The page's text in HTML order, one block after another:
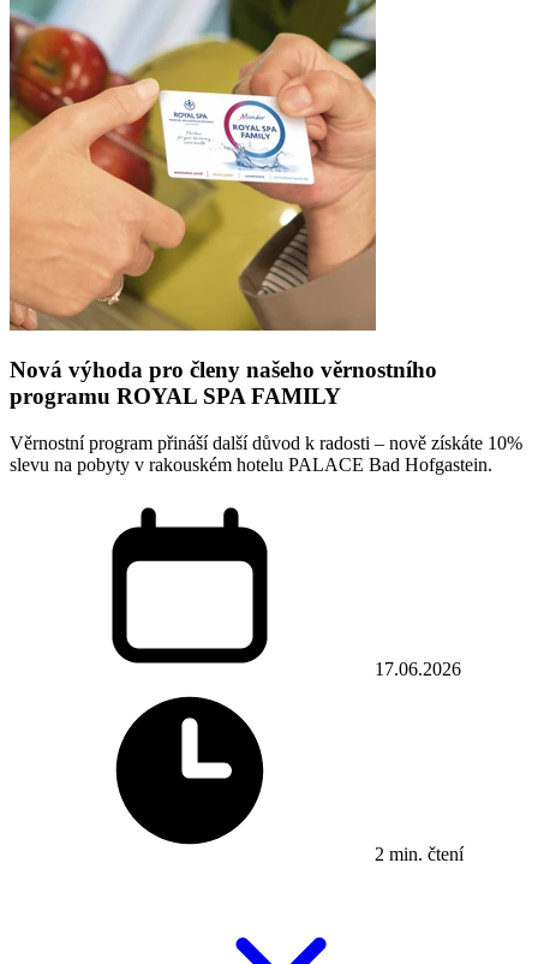
Nová výhoda pro členy našeho věrnostního
programu ROYAL SPA FAMILY
Věrnostní program přináší další důvod k radosti – nově získáte 10%
slevu na pobyty v rakouském hotelu PALACE Bad Hofgastein.
17.06.2026
2 min. čtení